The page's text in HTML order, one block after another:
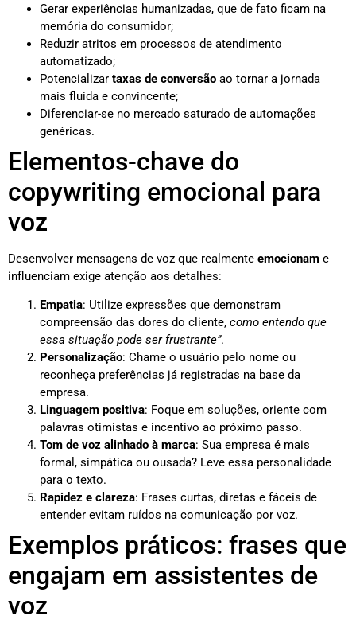
Gerar experiências humanizadas, que de fato ficam na
memória do consumidor;
Reduzir atritos em processos de atendimento
automatizado;
Potencializar taxas de conversão ao tornar a jornada
mais fluida e convincente;
Diferenciar-se no mercado saturado de automações
genéricas.
Elementos-chave do
copywriting emocional para
voz
Desenvolver mensagens de voz que realmente emocionam e
influenciam exige atenção aos detalhes:
Empatia: Utilize expressões que demonstram
compreensão das dores do cliente, como entendo que
essa situação pode ser frustrante”.
Personalização: Chame o usuário pelo nome ou
reconheça preferências já registradas na base da
empresa.
Linguagem positiva: Foque em soluções, oriente com
palavras otimistas e incentivo ao próximo passo.
Tom de voz alinhado à marca: Sua empresa é mais
formal, simpática ou ousada? Leve essa personalidade
para o texto.
Rapidez e clareza: Frases curtas, diretas e fáceis de
entender evitam ruídos na comunicação por voz.
Exemplos práticos: frases que
engajam em assistentes de
voz